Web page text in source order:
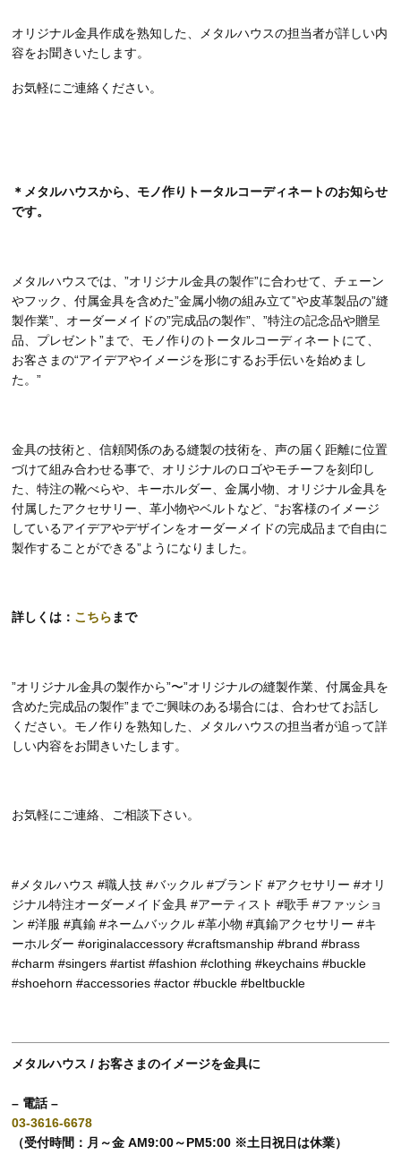
オリジナル金具作成を熟知した、メタルハウスの担当者が詳しい内
容をお聞きいたします。
お気軽にご連絡ください。
＊メタルハウスから、モノ作りトータルコーディネートのお知らせ
です。
メタルハウスでは、”オリジナル金具の製作”に合わせて、チェーン
やフック、付属金具を含めた”金属小物の組み立て”や皮革製品の”縫
製作業”、オーダーメイドの”完成品の製作”、”特注の記念品や贈呈
品、プレゼント”まで、モノ作りのトータルコーディネートにて、
お客さまの“アイデアやイメージを形にするお手伝いを始めまし
た。”
金具の技術と、信頼関係のある縫製の技術を、声の届く距離に位置
づけて組み合わせる事で、オリジナルのロゴやモチーフを刻印し
た、特注の靴べらや、キーホルダー、金属小物、オリジナル金具を
付属したアクセサリー、革小物やベルトなど、“お客様のイメージ
しているアイデアやデザインをオーダーメイドの完成品まで自由に
製作することができる”ようになりました。
詳しくは： こちら まで
”オリジナル金具の製作から”〜”オリジナルの縫製作業、付属金具を
含めた完成品の製作”までご興味のある場合には、合わせてお話し
ください。モノ作りを熟知した、メタルハウスの担当者が追って詳
しい内容をお聞きいたします。
お気軽にご連絡、ご相談下さい。
#メタルハウス #職人技 #バックル #ブランド #アクセサリー #オリ
ジナル特注オーダーメイド金具 #アーティスト #歌手 #ファッショ
ン #洋服 #真鍮 #ネームバックル #革小物 #真鍮アクセサリー #キ
ーホルダー #originalaccessory #craftsmanship #brand #brass
#charm #singers #artist #fashion #clothing #keychains #buckle
#shoehorn #accessories #actor #buckle #beltbuckle
メタルハウス / お客さまのイメージを金具に
– 電話 –
03-3616-6678
（受付時間：月～金 AM9:00～PM5:00 ※土日祝日は休業）